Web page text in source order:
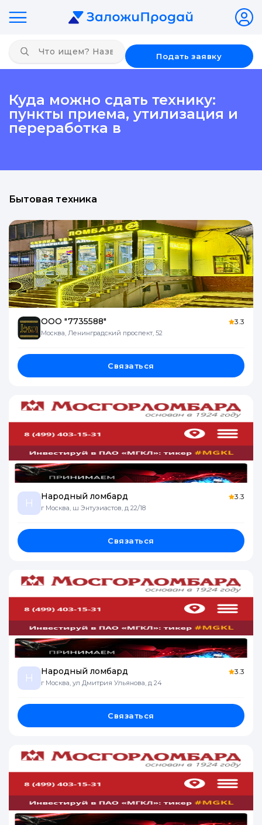
Подать заявку
Куда можно сдать технику:
пункты приема, утилизация и
переработка в
Бытовая техника
ООО "7735588"
Москва, Ленинградский проспект, 52
3.3
Связаться
Н
Народный ломбард
г Москва, ш Энтузиастов, д 22/18
3.3
Связаться
Н
Народный ломбард
г Москва, ул Дмитрия Ульянова, д 24
3.3
Связаться